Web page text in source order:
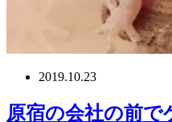
2019.10.23
原宿の会社の前